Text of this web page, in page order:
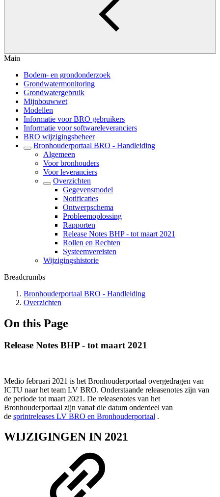
Main
Bodem- en grondonderzoek
Grondwatermonitoring
Grondwatergebruik
Mijnbouwwet
Modellen
Informatie voor BRO gebruikers
Informatie voor softwareleveranciers
BRO wijzigingsbeheer
Bronhouderportaal BRO - Handleiding
Algemeen
Voor bronhouders
Voor leveranciers
Overzichten
Gegevensmodel
Notificaties
Ontwerpschema
Probleemoplossing
Rapporten
Release Notes BHP - tot maart 2021
Rollen en Rechten
Systeemvereisten
Wijzigingshistorie
Breadcrumbs
Bronhouderportaal BRO - Handleiding
Overzichten
On this Page
Release Notes BHP - tot maart 2021
Medio februari 2021 is het Bronhouderportaal overgedragen van
ICTU naar het team LV BRO. Onderstaande releasenotes zijn van
de periode tot maart 2021. De releasenotes van het
Bronhouderportaal zijn vanaf die datum onderdeel van
de sprintreleases LV BRO en Bronhouderportaal .
WIJZIGINGEN IN 2021